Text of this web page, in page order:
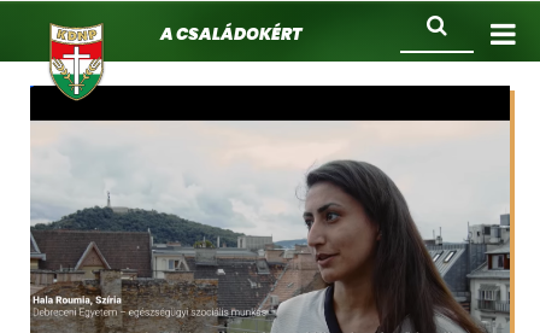
tartalomra
KDNPA családokért.